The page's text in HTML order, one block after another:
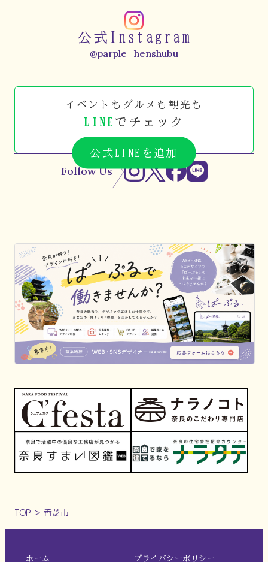
公式Instagram
@parple_henshubu
イベントもグルメも観光も
LINE でチェック
公式LINEを追加
Follow Us
TOP ＞ 香芝市
ホーム プライバシーポリシー